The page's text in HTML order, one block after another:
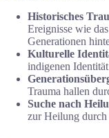
Historisches
Ereignisse wie
Generationen
Kulturelle
indigenen
Trauma hallen
Suche nach
zur Heilung